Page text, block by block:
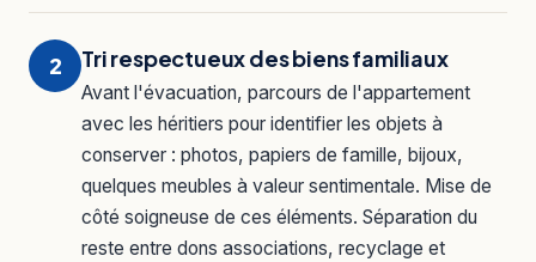
2 Tri respectueux des biens familiaux
Avant l'évacuation, parcours de l'appartement
avec les héritiers pour identifier les objets à
conserver : photos, papiers de famille, bijoux,
quelques meubles à valeur sentimentale. Mise de
côté soigneuse de ces éléments. Séparation du
reste entre dons associations, recyclage et